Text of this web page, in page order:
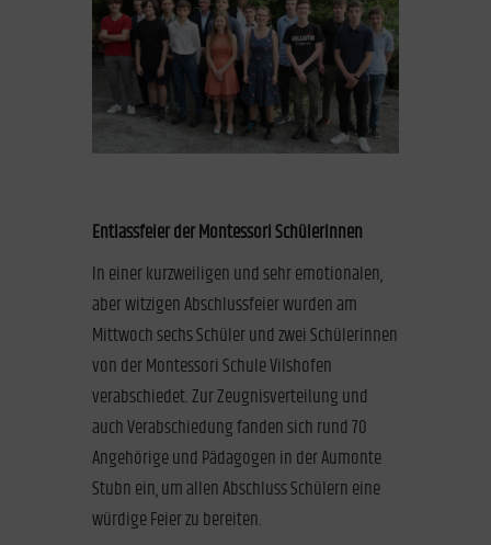
Entlassfeier der Montessori SchülerInnen
In einer kurzweiligen und sehr emotionalen,
aber witzigen Abschlussfeier wurden am
Mittwoch sechs Schüler und zwei Schülerinnen
von der Montessori Schule Vilshofen
verabschiedet. Zur Zeugnisverteilung und
auch Verabschiedung fanden sich rund 70
Angehörige und Pädagogen in der Aumonte
Stubn ein, um allen Abschluss Schülern eine
würdige Feier zu bereiten.